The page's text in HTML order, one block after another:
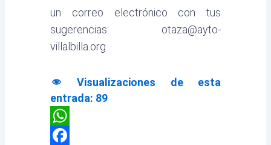
un correo electrónico con tus
sugerencias: otaza@ayto-
villalbilla.org
Visualizaciones de esta
entrada: 89
WhatsApp